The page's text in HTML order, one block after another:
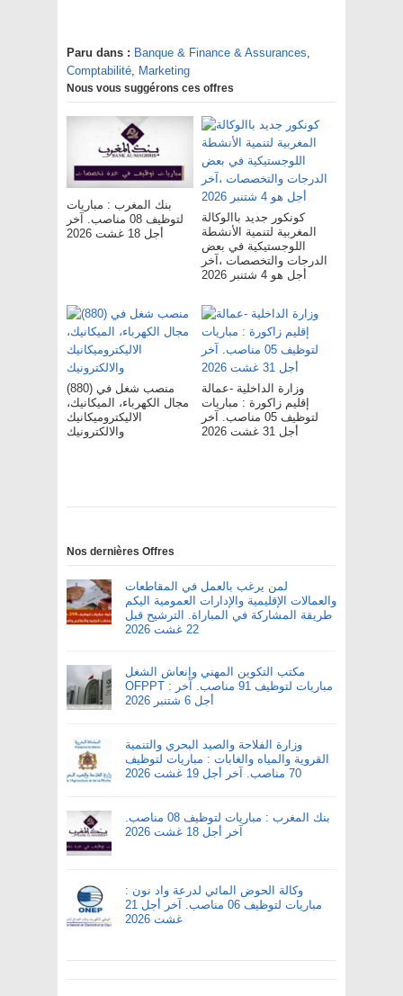
Paru dans : Banque & Finance & Assurances,
Comptabilité, Marketing
Nous vous suggérons ces offres
بنك المغرب : مباريات
لتوظيف 08 مناصب. آخر
أجل 18 غشت 2026
كونكور جديد باالوكالة
المغربية لتنمية الأنشطة
اللوجستيكية في بعض
الدرجات والتخصصات ،آخر
أجل هو 4 شتنبر 2026
(880) منصب شغل في
مجال الكهرباء، الميكانيك،
الاليكتروميكانيك
والالكترونيك
وزارة الداخلية -عمالة
إقليم زاكورة : مباريات
لتوظيف 05 مناصب. آخر
أجل 31 غشت 2026
Nos dernières Offres
لمن يرغب بالعمل في المقاطعات
والعمالات الإقليمية والإدارات العمومية اليكم
طريقة المشاركة في المباراة. الترشيح قبل
22 غشت 2026
مكتب التكوين المهني وإنعاش الشغل
OFPPT : مباريات لتوظيف 91 مناصب. آخر
أجل 6 شتنبر 2026
وزارة الفلاحة والصيد البحري والتنمية
القروية والمياه والغابات : مباريات لتوظيف
70 مناصب. آخر أجل 19 غشت 2026
بنك المغرب : مباريات لتوظيف 08 مناصب.
آخر أجل 18 غشت 2026
وكالة الحوض المائي لدرعة واد نون :
مباريات لتوظيف 06 مناصب. آخر أجل 21
غشت 2026